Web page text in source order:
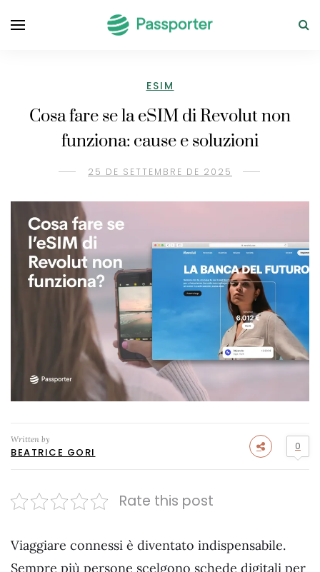
ESIM
Cosa fare se la eSIM di Revolut non
funziona: cause e soluzioni
25 DE SETTEMBRE DE 2025
Written by
BEATRICE GORI 0
Rate this post
Viaggiare connessi è diventato indispensabile.
Sempre più persone scelgono schede digitali per